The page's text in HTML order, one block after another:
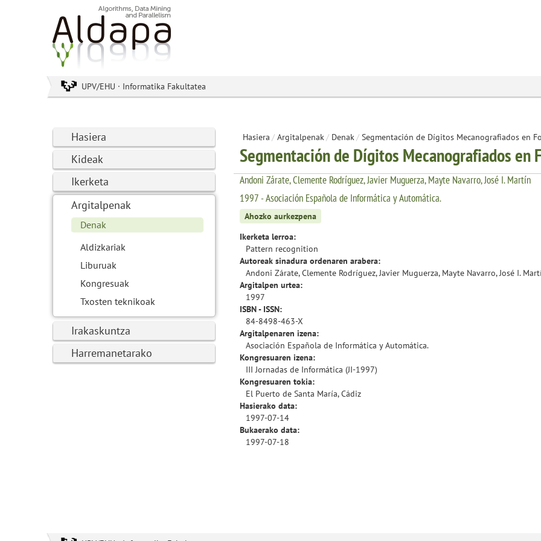
UPV/EHU · Informatika Fakultatea
Hasiera
Kideak
Ikerketa
Argitalpenak
Denak
Aldizkariak
Liburuak
Kongresuak
Txosten teknikoak
Irakaskuntza
Harremanetarako
Hasiera / Argitalpenak/ Denak/ Segmentación de Dígitos Mecanografiados en
Segmentación de Dígitos Mecanografiados en
Andoni Zárate, Clemente Rodríguez, Javier Muguerza, Mayte Navarro, José I. Martín
1997 - Asociación Española de Informática y Automática.
Ahozko aurkezpena
Ikerketa lerroa:
Pattern recognition
Autoreak sinadura ordenaren arabera:
Andoni Zárate, Clemente Rodríguez, Javier Muguerza, Mayte Navarro, José I.
Argitalpen urtea:
1997
ISBN - ISSN:
84-8498-463-X
Argitalpenaren izena:
Asociación Española de Informática y Automática.
Kongresuaren izena:
III Jornadas de Informática (JI-1997)
Kongresuaren tokia:
El Puerto de Santa María, Cádiz
Hasierako data:
1997-07-14
Bukaerako data:
1997-07-18